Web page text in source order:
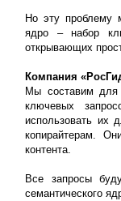
Но эту проблему
ядро – набор
открывающих
Компания
Мы составим для
ключевых
использовать их
копирайтерам.
контента.
Все запросы
семантического